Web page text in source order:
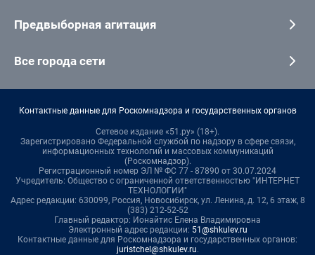
Предвыборная агитация
Все города сети
Контактные данные для Роскомнадзора и государственных органов
Сетевое издание «51.ру» (18+).
Зарегистрировано Федеральной службой по надзору в сфере связи,
информационных технологий и массовых коммуникаций
(Роскомнадзор).
Регистрационный номер ЭЛ № ФС 77 - 87890 от 30.07.2024
Учредитель: Общество с ограниченной ответственностью "ИНТЕРНЕТ
ТЕХНОЛОГИИ"
Адрес редакции: 630099, Россия, Новосибирск, ул. Ленина, д. 12, 6 этаж, 8
(383) 212-52-52
Главный редактор: Ионайтис Елена Владимировна
Электронный адрес редакции: 51@shkulev.ru
Контактные данные для Роскомнадзора и государственных органов:
juristchel@shkulev.ru.